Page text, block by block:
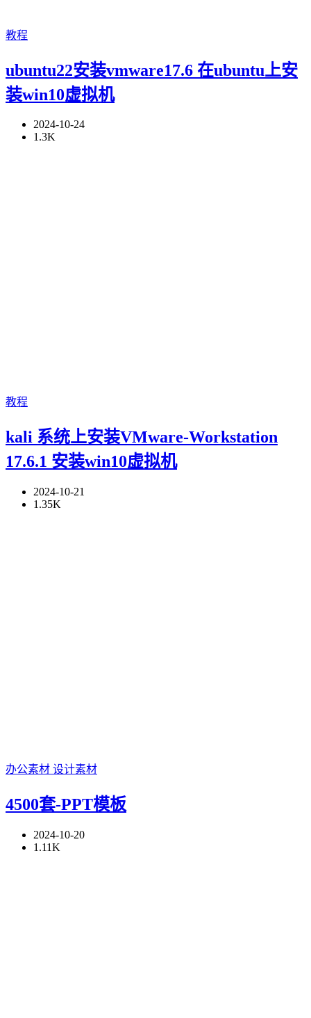
教程
ubuntu22安装vmware17.6 在ubuntu上安
装win10虚拟机
2024-10-24
1.3K
教程
kali 系统上安装VMware-Workstation
17.6.1 安装win10虚拟机
2024-10-21
1.35K
办公素材 设计素材
4500套-PPT模板
2024-10-20
1.11K